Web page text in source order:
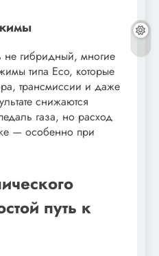
гибридный, многие
типа Eco, которые
трансмиссии и даже
снижаются
газа, но расход
— особенно при
путь к